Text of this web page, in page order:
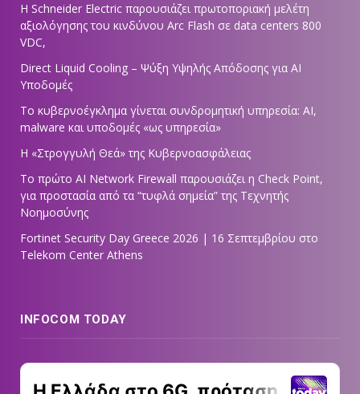
Η Schneider Electric παρουσιάζει πρωτοποριακή μελέτη
αξιολόγησης του κινδύνου Arc Flash σε data centers 800
VDC,
Direct Liquid Cooling – Ψύξη Υψηλής Απόδοσης για AI
Υποδομές
Το κυβερνοέγκλημα γίνεται συνδρομητική υπηρεσία: AI,
malware και υποδομές «ως υπηρεσία»
Η «Στρογγυλή Θεά» της Κυβερνοασφάλειας
Tο πρώτο AI Network Firewall παρουσιάζει η Check Point,
για προστασία από τα “τυφλά σημεία” της Τεχνητής
Νοημοσύνης
Fortinet Security Day Greece 2026 | 16 Σεπτεμβρίου στο
Telekom Center Athens
INFOCOM TODAY